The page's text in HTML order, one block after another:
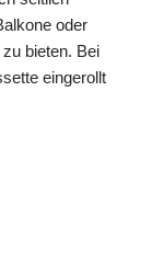
oder
bieten. Bei
eingerollt